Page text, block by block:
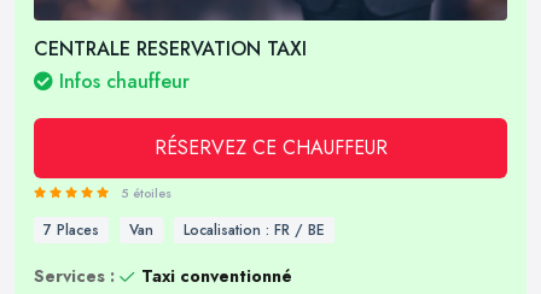
CENTRALE RESERVATION TAXI
Infos chauffeur
RÉSERVEZ CE CHAUFFEUR
5 étoiles
7 Places Van Localisation : FR / BE
Services :
Taxi conventionné